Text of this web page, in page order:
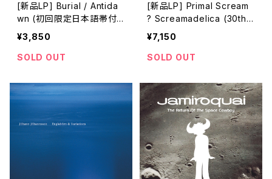
[新品LP] Burial / Antida
wn (初回限定日本語帯付
き・解説書封入)
¥3,850
SOLD OUT
[新品LP] Primal Scream
? Screamadelica (30th a
nniversary edition 2LP
Picture Disc)
¥7,150
SOLD OUT